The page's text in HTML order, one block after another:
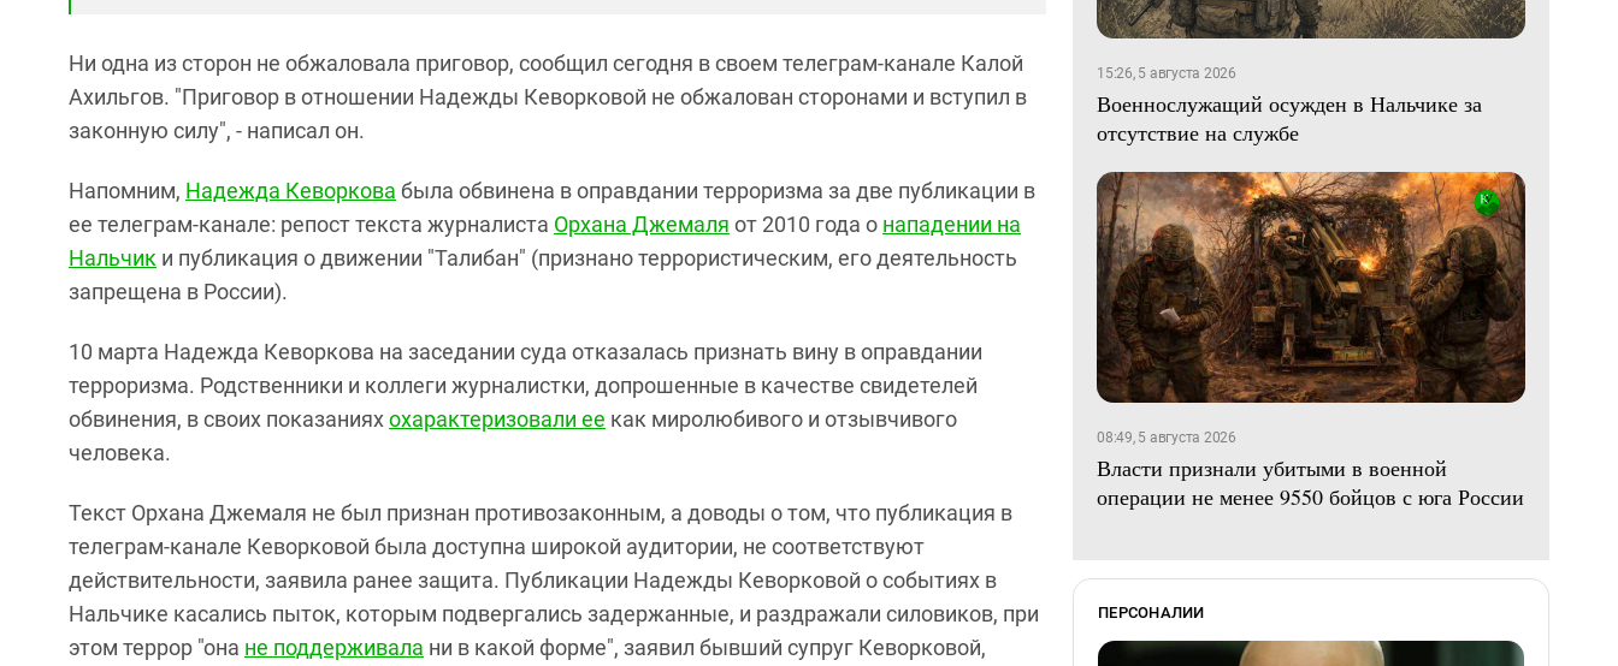
Ни одна из сторон не обжаловала приговор, сообщил сегодня в своем телеграм-канале Калой
Ахильгов. "Приговор в отношении Надежды Кеворковой не обжалован сторонами и вступил в
законную силу", - написал он.
Напомним, Надежда Кеворкова была обвинена в оправдании терроризма за две публикации в
ее телеграм-канале: репост текста журналиста Орхана Джемаля от 2010 года о нападении на
Нальчик и публикация о движении "Талибан" (признано террористическим, его деятельность
запрещена в России).
10 марта Надежда Кеворкова на заседании суда отказалась признать вину в оправдании
терроризма. Родственники и коллеги журналистки, допрошенные в качестве свидетелей
обвинения, в своих показанияхохарактеризовали ее как миролюбивого и отзывчивого
человека.
Текст Орхана Джемаля не был признан противозаконным, а доводы о том, что публикация в
телеграм-канале Кеворковой была доступна широкой аудитории, не соответствуют
действительности, заявила ранее защита. Публикации Надежды Кеворковой о событиях в
Нальчике касались пыток, которым подвергались задержанные, и раздражали силовиков, при
этом террор "она не поддерживала ни в какой форме", заявил бывший супруг Кеворковой,
15:26, 5 августа 2026
Военнослужащий осужден в Нальчике за
отсутствие на службе
08:49, 5 августа 2026
Власти признали убитыми в военной
операции не менее 9550 бойцов с юга России
ПЕРСОНАЛИИ